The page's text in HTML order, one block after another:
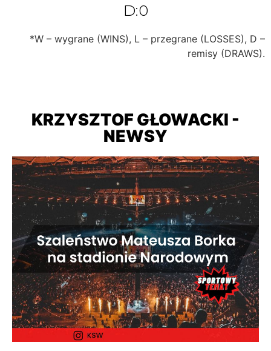
D:0
*W – wygrane (WINS), L – przegrane (LOSSES), D –
remisy (DRAWS).
KRZYSZTOF GŁOWACKI -
NEWSY